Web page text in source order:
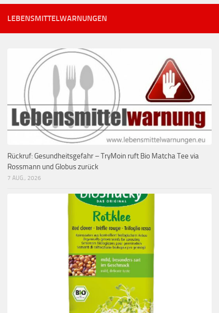
LEBENSMITTELWARNUNGEN
Rückruf: Gesundheitsgefahr – TryMoin ruft Bio Matcha Tee via
Rossmann und Globus zurück
7 AUG., 2026